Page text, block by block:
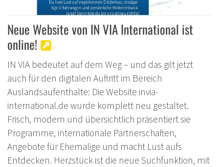
Neue Website von IN VIA International ist
online!
IN VIA bedeutet auf dem Weg – und das gilt jetzt
auch für den digitalen Auftritt im Bereich
Auslandsaufenthalte: Die Website invia-
international.de wurde komplett neu gestaltet.
Frisch, modern und übersichtlich präsentiert sie
Programme, internationale Partnerschaften,
Angebote für Ehemalige und macht Lust aufs
Entdecken. Herzstück ist die neue Suchfunktion, mit